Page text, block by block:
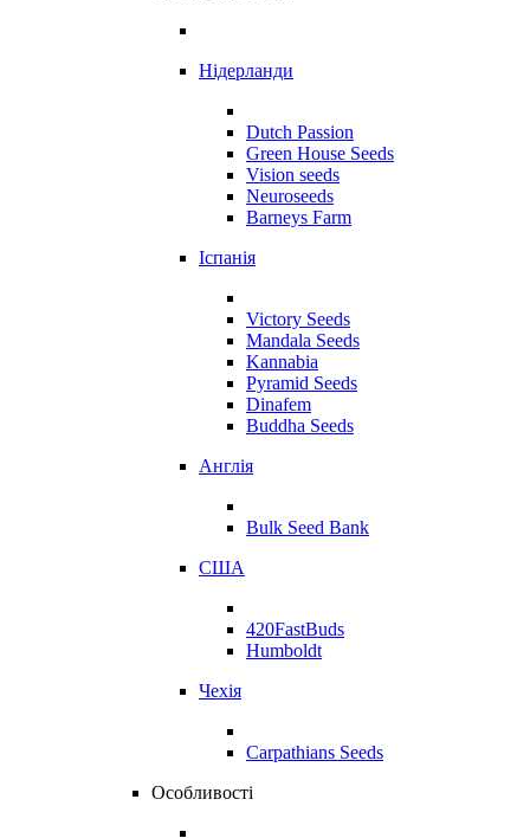
Нідерланди
Dutch Passion
Green House Seeds
Vision seeds
Neuroseeds
Barneys Farm
Іспанія
Victory Seeds
Mandala Seeds
Kannabia
Pyramid Seeds
Dinafem
Buddha Seeds
Англія
Bulk Seed Bank
США
420FastBuds
Humboldt
Чехія
Carpathians Seeds
Особливості